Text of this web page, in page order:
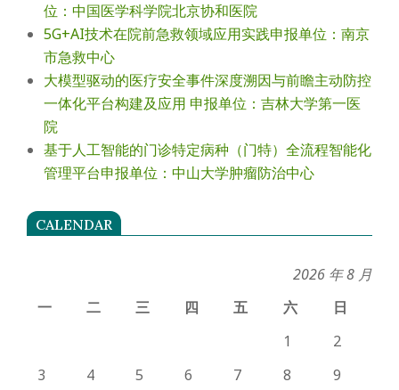
位：中国医学科学院北京协和医院
5G+AI技术在院前急救领域应用实践申报单位：南京
市急救中心
大模型驱动的医疗安全事件深度溯因与前瞻主动防控
一体化平台构建及应用 申报单位：吉林大学第一医
院
基于人工智能的门诊特定病种（门特）全流程智能化
管理平台申报单位：中山大学肿瘤防治中心
CALENDAR
2026 年 8 月
一
二 三 四 五 六
日
1
2
3
4 5 6 7 8 9